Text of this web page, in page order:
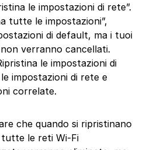
le impostazioni di rete”.
tutte le impostazioni”,
di default, ma i tuoi
verranno cancellati.
le impostazioni di
impostazioni di rete e
correlate.
che quando si ripristinano
le reti Wi-Fi